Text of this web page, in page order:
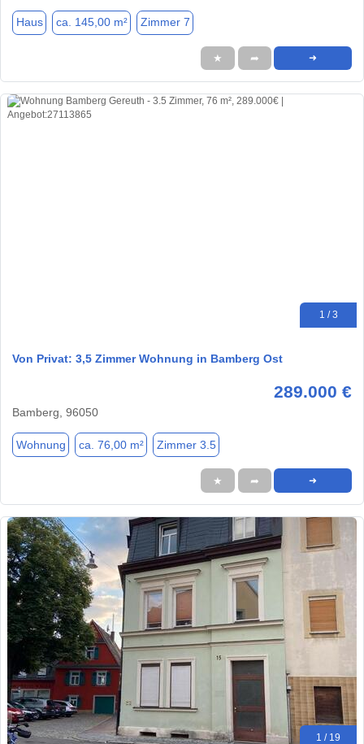
Haus ca. 145,00 m² Zimmer 7
★ ➦ ➜
1 / 3
Von Privat: 3,5 Zimmer Wohnung in Bamberg Ost
289.000 €
Bamberg, 96050
Wohnung ca. 76,00 m² Zimmer 3.5
★ ➦ ➜
1 / 19